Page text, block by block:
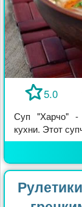
5.0
Суп "Харчо" -
кухни. Этот